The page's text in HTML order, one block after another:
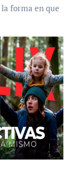
forma en que